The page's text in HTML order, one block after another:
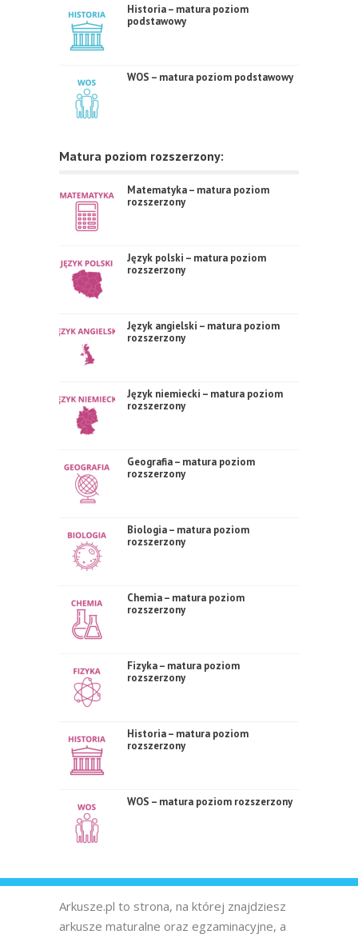
Historia – matura poziom
podstawowy
WOS – matura poziom podstawowy
Matura poziom rozszerzony:
Matematyka – matura poziom
rozszerzony
Język polski – matura poziom
rozszerzony
Język angielski – matura poziom
rozszerzony
Język niemiecki – matura poziom
rozszerzony
Geografia – matura poziom
rozszerzony
Biologia – matura poziom
rozszerzony
Chemia – matura poziom
rozszerzony
Fizyka – matura poziom
rozszerzony
Historia – matura poziom
rozszerzony
WOS – matura poziom rozszerzony
Arkusze.pl to strona, na której znajdziesz
arkusze maturalne oraz egzaminacyjne, a